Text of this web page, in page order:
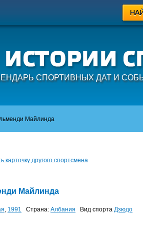
СПОРТИВНЫХ ДАТ И
Майлинда
карточку другого спортсмена
Майлинда
, 1991 Страна: Албания Вид спорта Дзюдо